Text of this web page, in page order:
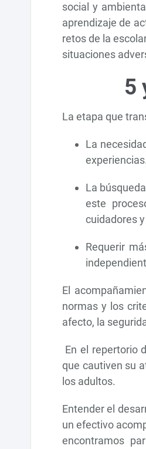
social y
aprendizaje de
retos de la
situaciones
5
La etapa que
La
experiencias.
La
este
cuidadores
Requerir
El
normas y los
afecto, la
En el repertorio
que cautiven su
los adultos.
Entender el
un efectivo
encontramos